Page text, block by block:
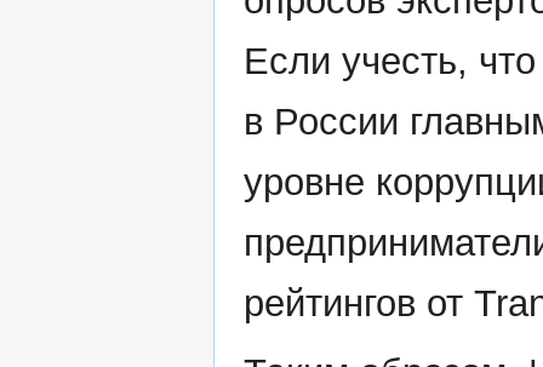
Если учесть,
в России
уровне
рейтингов от